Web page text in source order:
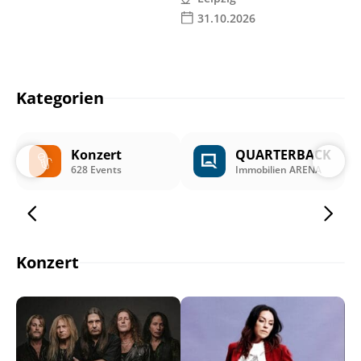
31.10.2026
Kategorien
Konzert
628 Events
QUARTERBACK
Immobilien ARENA
Konzert